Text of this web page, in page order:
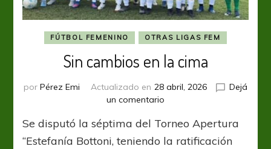
FÚTBOL FEMENINO OTRAS LIGAS FEM
Sin cambios en la cima
por Pérez Emi Actualizado en 28 abril, 2026
Dejá
un comentario
cambios
en
Se disputó la séptima del Torneo Apertura
“Estefanía Bottoni, teniendo la ratificación